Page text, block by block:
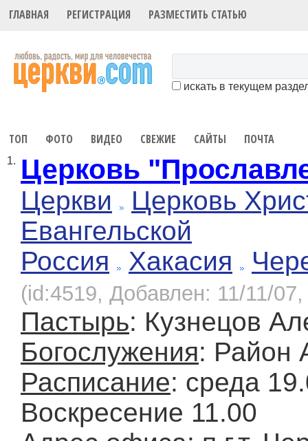
ГЛАВНАЯ РЕГИСТРАЦИЯ РАЗМЕСТИТЬ СТАТЬЮ
искать в текущем
ТОП ФОТО ВИДЕО СВЕЖИЕ САЙТЫ ПОЧТА
1. Церковь
Церкви
Церковь
Евангельской
Россия
Хакасия
(id:4519, Добавлен: 11/11/
Пастырь: Кузнецов
Богослужения: Район
Расписание: среда
Воскресение 11.00